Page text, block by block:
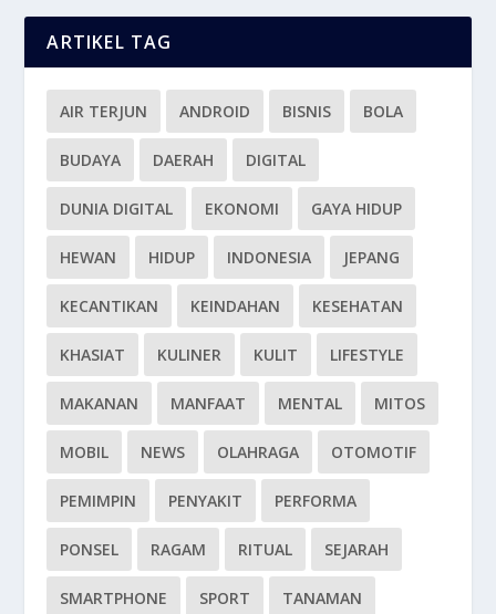
ARTIKEL TAG
AIR TERJUN ANDROID BISNIS BOLA
BUDAYA DAERAH DIGITAL
DUNIA DIGITAL EKONOMI GAYA HIDUP
HEWAN HIDUP INDONESIA JEPANG
KECANTIKAN KEINDAHAN KESEHATAN
KHASIAT KULINER KULIT LIFESTYLE
MAKANAN MANFAAT MENTAL MITOS
MOBIL NEWS OLAHRAGA OTOMOTIF
PEMIMPIN PENYAKIT PERFORMA
PONSEL RAGAM RITUAL SEJARAH
SMARTPHONE SPORT TANAMAN